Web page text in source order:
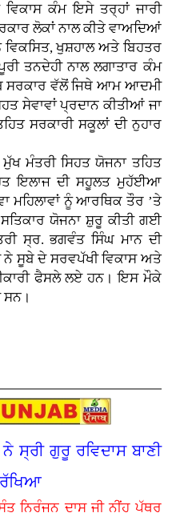
ਕੰਮ ਇਸੇ ਤਰ੍ਹਾਂ ਜਾਰੀ
ਲੋਕਾਂ ਨਾਲ ਕੀਤੇ ਵਾਅਦਿਆਂ
ਖੁਸ਼ਹਾਲ ਅਤੇ ਬਿਹਤਰ
ਤਨਦੇਹੀ ਨਾਲ ਲਗਾਤਾਰ ਕੰਮ
ਸਰਕਾਰ ਵੱਲੋਂ ਜਿਥੇ ਆਮ ਆਦਮੀ
ਸੇਵਾਵਾਂ ਪ੍ਰਦਾਨ ਕੀਤੀਆਂ ਜਾ
ਸਰਕਾਰੀ ਸਕੂਲਾਂ ਦੀ ਨੁਹਾਰ
ਮੰਤਰੀ ਸਿਹਤ ਯੋਜਨਾ ਤਹਿਤ
ਇਲਾਜ ਦੀ ਸਹੂਲਤ ਮੁਹੱਈਆ
ਮਹਿਲਾਵਾਂ ਨੂੰ ਆਰਥਿਕ ਤੌਰ ’ਤੇ
ਯੋਜਨਾ ਸ਼ੁਰੂ ਕੀਤੀ ਗਈ
ਸ੍ਰ. ਭਗਵੰਤ ਸਿੰਘ ਮਾਨ ਦੀ
ਨੇ ਸੂਬੇ ਦੇ ਸਰਵਪੱਖੀ ਵਿਕਾਸ ਅਤੇ
ਫੈਸਲੇ ਲਏ ਹਨ।ਇਸ ਮੌਕੇ
ਸਨ।
ਸ੍ਰੀ ਗੁਰੂ ਰਵਿਦਾਸ ਬਾਣੀ
ਨਿਰੰਜਨ ਦਾਸ ਜੀ ਨੀਂਹ ਪੱਥਰ